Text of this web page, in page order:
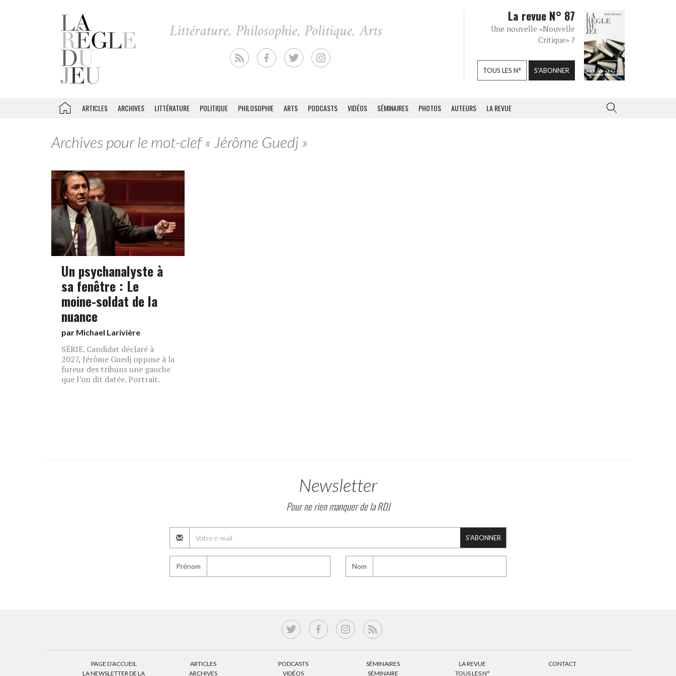
La revue N° 87
Une nouvelle «Nouvelle
Critique» ?
TOUS LES N° S'ABONNER
ARTICLES ARCHIVES LITTÉRATURE POLITIQUE PHILOSOPHIE ARTS PODCASTS VIDÉOS SÉMINAIRES PHOTOS AUTEURS LA REVUE
Archives pour le mot-clef « Jérôme Guedj »
Un psychanalyste à
sa fenêtre : Le
moine-soldat de la
nuance
par Michael Larivière
SÉRIE. Candidat déclaré à
2027, Jérôme Guedj oppose à la
fureur des tribuns une gauche
que l’on dit datée. Portrait.
Newsletter
Pour ne rien manquer de la RDJ
S'ABONNER
Prénom Nom
PAGE D’ACCUEIL
LA NEWSLETTER DE LA
ARTICLES
ARCHIVES
PODCASTS
VIDÉOS
SÉMINAIRES
SÉMINAIRE
LA REVUE
TOUS LES N°
CONTACT